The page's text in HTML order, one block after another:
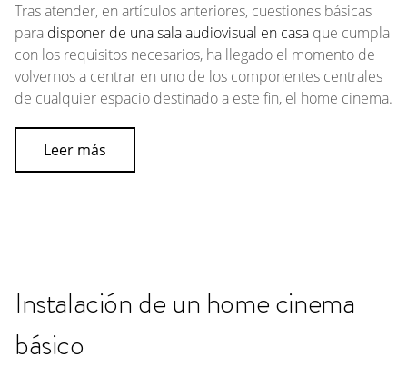
Tras atender, en artículos anteriores, cuestiones básicas
para disponer de una sala audiovisual en casa que cumpla
con los requisitos necesarios, ha llegado el momento de
volvernos a centrar en uno de los componentes centrales
de cualquier espacio destinado a este fin, el home cinema.
Leer más
Instalación de un home cinema
básico